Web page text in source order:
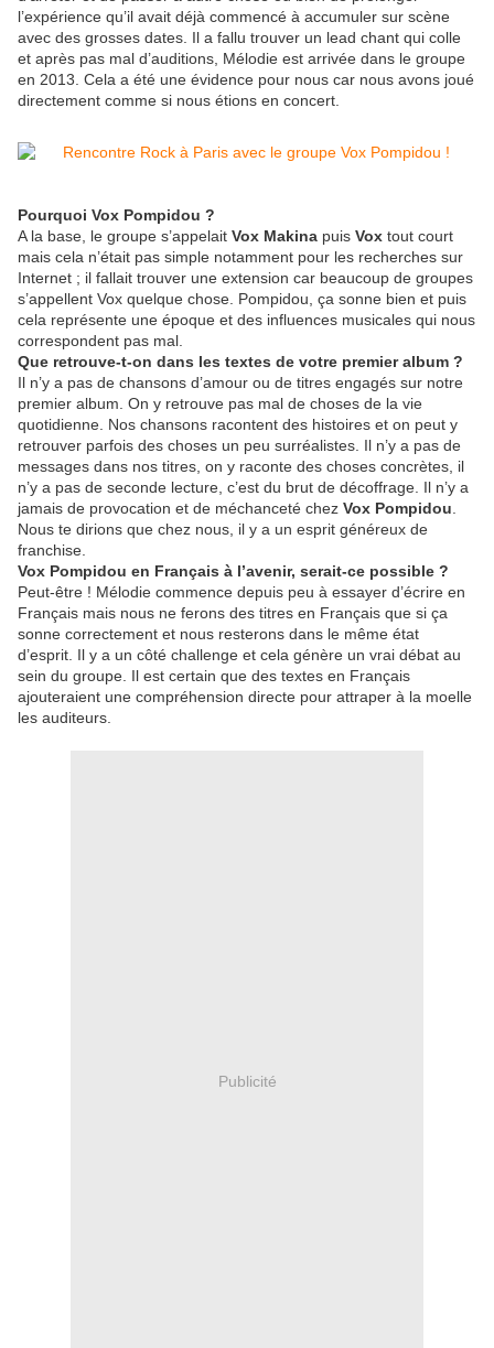
l’expérience qu’il avait déjà commencé à accumuler sur scène
avec des grosses dates. Il a fallu trouver un lead chant qui colle
et après pas mal d’auditions, Mélodie est arrivée dans le groupe
en 2013. Cela a été une évidence pour nous car nous avons joué
directement comme si nous étions en concert.
Pourquoi Vox Pompidou ?
A la base, le groupe s’appelait Vox Makina puis Vox tout court
mais cela n’était pas simple notamment pour les recherches sur
Internet ; il fallait trouver une extension car beaucoup de groupes
s’appellent Vox quelque chose. Pompidou, ça sonne bien et puis
cela représente une époque et des influences musicales qui nous
correspondent pas mal.
Que retrouve-t-on dans les textes de votre premier album ?
Il n’y a pas de chansons d’amour ou de titres engagés sur notre
premier album. On y retrouve pas mal de choses de la vie
quotidienne. Nos chansons racontent des histoires et on peut y
retrouver parfois des choses un peu surréalistes. Il n’y a pas de
messages dans nos titres, on y raconte des choses concrètes, il
n’y a pas de seconde lecture, c’est du brut de décoffrage. Il n’y a
jamais de provocation et de méchanceté chez Vox Pompidou
Nous te dirions que chez nous, il y a un esprit généreux de
franchise.
Vox Pompidou en Français à l’avenir, serait-ce possible ?
Peut-être ! Mélodie commence depuis peu à essayer d’écrire en
Français mais nous ne ferons des titres en Français que si ça
sonne correctement et nous resterons dans le même état
d’esprit. Il y a un côté challenge et cela génère un vrai débat au
sein du groupe. Il est certain que des textes en Français
ajouteraient une compréhension directe pour attraper à la moelle
les auditeurs.
Publicité